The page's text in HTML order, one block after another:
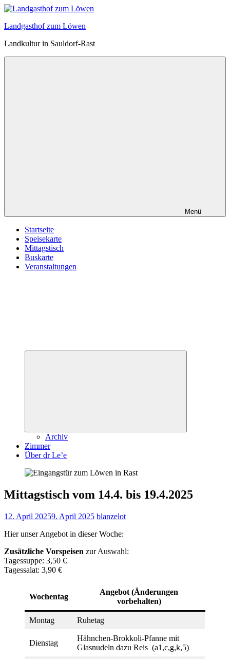
Zum
springen
Landgasthof zum Löwen
Landkultur in Sauldorf-Rast
Menü
Startseite
Speisekarte
Mittagstisch
Buskarte
Veranstaltungen
Archiv
Zimmer
Über dr Le’e
Mittagstisch vom 14.4. bis 19.4.2025
12. April 20259. April 2025 blanzelot
Hier unser Angebot in dieser Woche:
Zusätzliche Vorspeisen zur Auswahl:
Tagessuppe: 3,50 €
Tagessalat: 3,90 €
Wochentag
Angebot (Änderungen
vorbehalten)
Montag Ruhetag
Dienstag
Hähnchen-Brokkoli-Pfanne mit
Glasnudeln dazu Reis (a1,c,g,k,5)